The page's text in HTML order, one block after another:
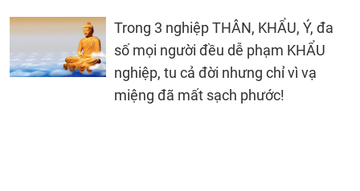
Trong 3 nghiệp THÂN, KHẨU, Ý, đa
số mọi người đều dễ phạm KHẨU
nghiệp, tu cả đời nhưng chỉ vì vạ
miệng đã mất sạch phước!